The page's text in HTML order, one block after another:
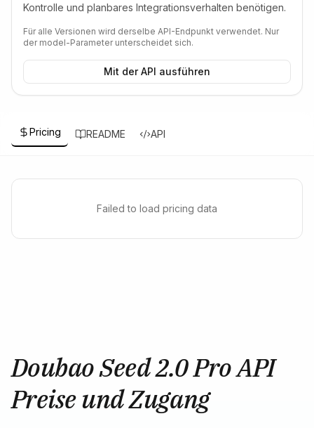
Kontrolle und planbares Integrationsverhalten benötigen.
Für alle Versionen wird derselbe API-Endpunkt verwendet. Nur
der model-Parameter unterscheidet sich.
Mit der API ausführen
Pricing README API
Doubao Seed 2.0 Pro API
Preise und Zugang
Failed to load pricing data